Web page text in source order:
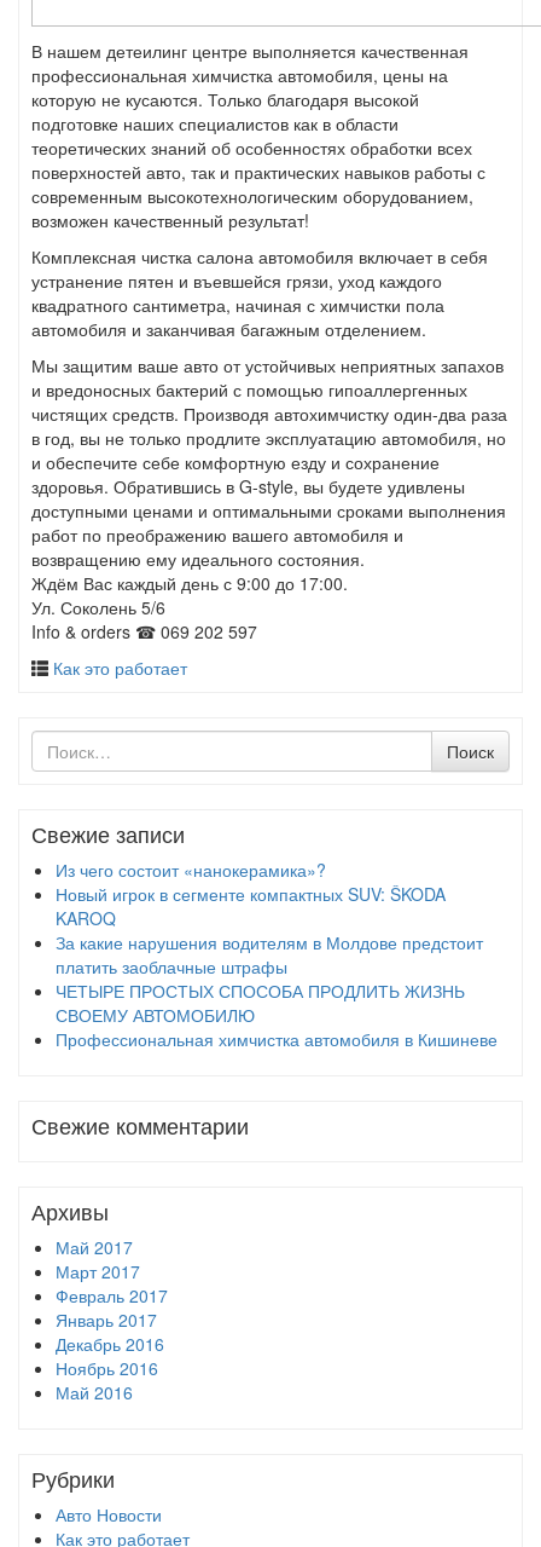
В нашем детеилинг центре выполняется качественная
профессиональная химчистка автомобиля, цены на
которую не кусаются. Только благодаря высокой
подготовке наших специалистов как в области
теоретических знаний об особенностях обработки всех
поверхностей авто, так и практических навыков работы с
современным высокотехнологическим оборудованием,
возможен качественный результат!
Комплексная чистка салона автомобиля включает в себя
устранение пятен и въевшейся грязи, уход каждого
квадратного сантиметра, начиная с химчистки пола
автомобиля и заканчивая багажным отделением.
Мы защитим ваше авто от устойчивых неприятных запахов
и вредоносных бактерий с помощью гипоаллергенных
чистящих средств. Производя автохимчистку один-два раза
в год, вы не только продлите эксплуатацию автомобиля, но
и обеспечите себе комфортную езду и сохранение
здоровья. Обратившись в G-style, вы будете удивлены
доступными ценами и оптимальными сроками выполнения
работ по преображению вашего автомобиля и
возвращению ему идеального состояния.
Ждём Вас каждый день с 9:00 до 17:00.
Ул. Соколень 5/6
Info & orders ☎ 069 202 597
Как это работает
Поиск
по
Поиск
Свежие записи
Из чего состоит «нанокерамика»?
Новый игрок в сегменте компактных SUV: ŠKODA
KAROQ
За какие нарушения водителям в Молдове предстоит
платить заоблачные штрафы
ЧЕТЫРЕ ПРОСТЫХ СПОСОБА ПРОДЛИТЬ ЖИЗНЬ
СВОЕМУ АВТОМОБИЛЮ
Профессиональная химчистка автомобиля в Кишиневе
Свежие комментарии
Архивы
Май 2017
Март 2017
Февраль 2017
Январь 2017
Декабрь 2016
Ноябрь 2016
Май 2016
Рубрики
Авто Новости
Как это работает